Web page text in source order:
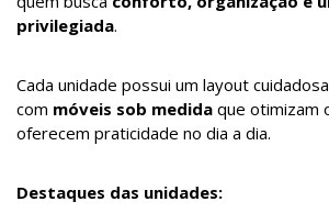
privilegiada.
Cada unidade possui um layout
com móveis sob medida que otimizam
oferecem praticidade no dia a dia.
Destaques das unidades: